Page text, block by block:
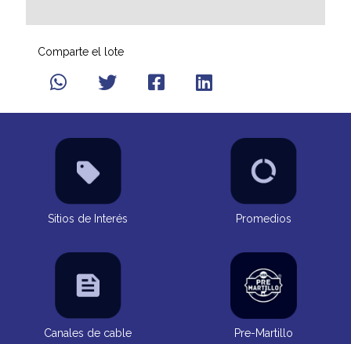
Comparte el lote
Sitios de Interés Promedios
Canales de cable Pre-Martillo